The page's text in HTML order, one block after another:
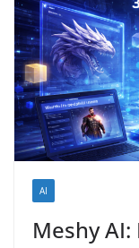
AI
Meshy